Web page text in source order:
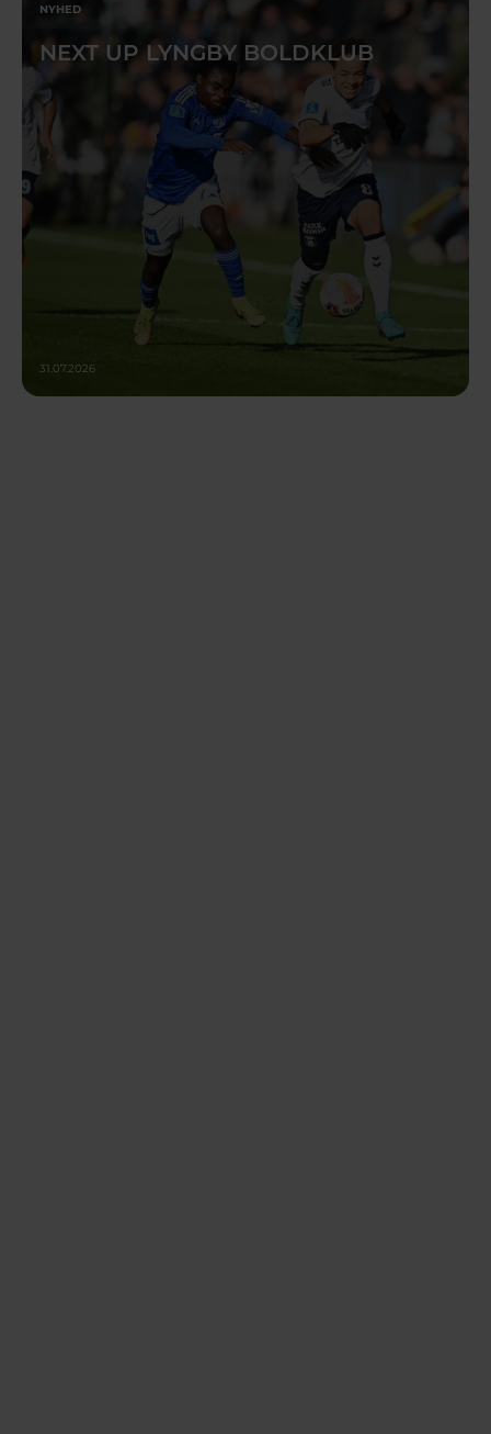
NYHED
NEXT UP LYNGBY BOLDKLUB
31.07.2026